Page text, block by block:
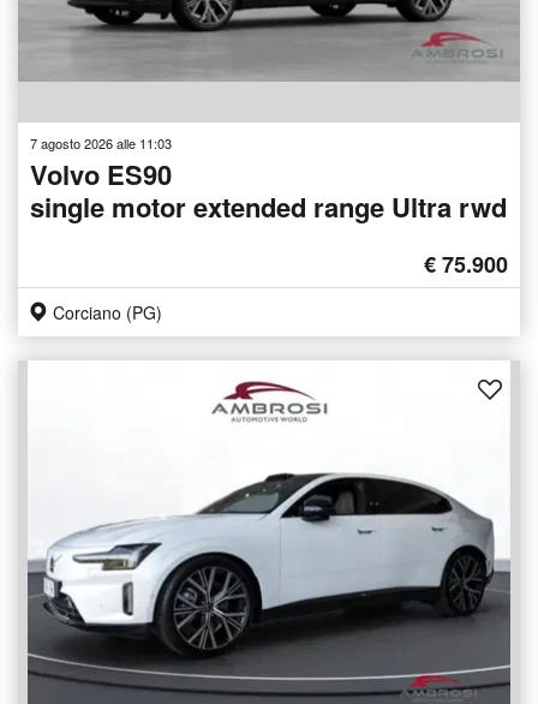
7 agosto 2026 alle 11:03
Volvo ES90
single motor extended range Ultra rwd
€ 75.900
Corciano (PG)